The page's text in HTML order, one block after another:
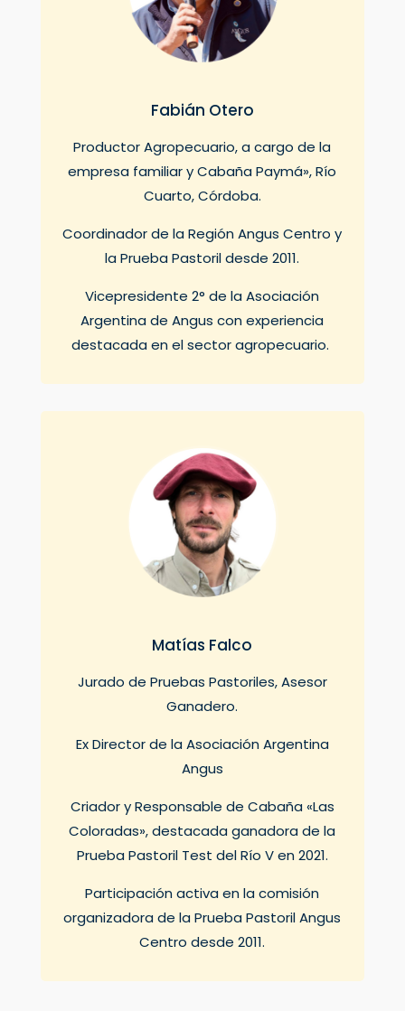
Fabián Otero
Productor Agropecuario, a cargo de la
empresa familiar y Cabaña Paymá», Río
Cuarto, Córdoba.
Coordinador de la Región Angus Centro y
la Prueba Pastoril desde 2011.
Vicepresidente 2° de la Asociación
Argentina de Angus con experiencia
destacada en el sector agropecuario.
Matías Falco
Jurado de Pruebas Pastoriles, Asesor
Ganadero.
Ex Director de la Asociación Argentina
Angus
Criador y Responsable de Cabaña «Las
Coloradas», destacada ganadora de la
Prueba Pastoril Test del Río V en 2021.
Participación activa en la comisión
organizadora de la Prueba Pastoril Angus
Centro desde 2011.